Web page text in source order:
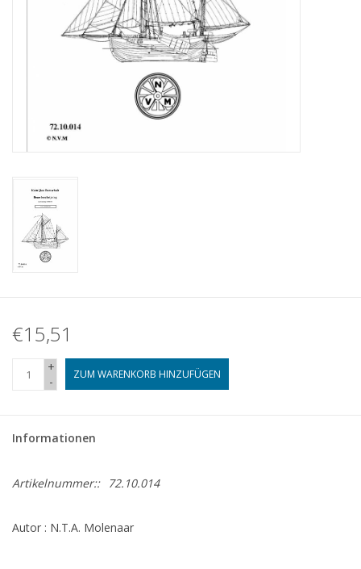
NEUE ZEITSCHRIFTEN
ABONNEMENT DER
Baubeschreibungen
€15,51
+
-
ZUM WARENKORB HINZUFÜGEN
Informationen
Artikelnummer:: 72.10.014
Autor : N.T.A. Molenaar